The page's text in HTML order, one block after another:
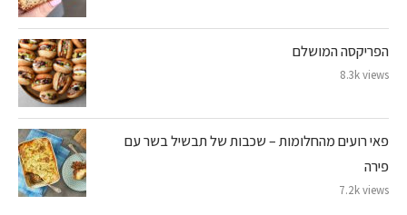
הפריקסה המושלם
8.3k views
פאי רועים מהחלומות – שכבות של תבשיל בשר עם
פירה
7.2k views